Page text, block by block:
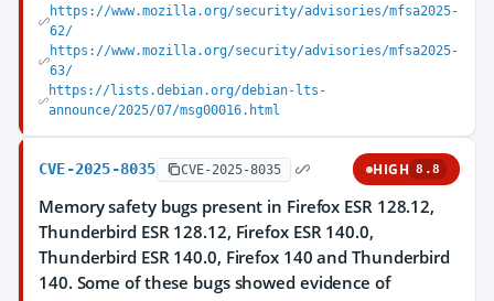
https://www.mozilla.org/security/advisories/mfsa2025-
62/
https://www.mozilla.org/security/advisories/mfsa2025-
63/
https://lists.debian.org/debian-lts-
announce/2025/07/msg00016.html
CVE-2025-8035 CVE-2025-8035 HIGH 8.8
Memory safety bugs present in Firefox ESR 128.12,
Thunderbird ESR 128.12, Firefox ESR 140.0,
Thunderbird ESR 140.0, Firefox 140 and Thunderbird
140. Some of these bugs showed evidence of